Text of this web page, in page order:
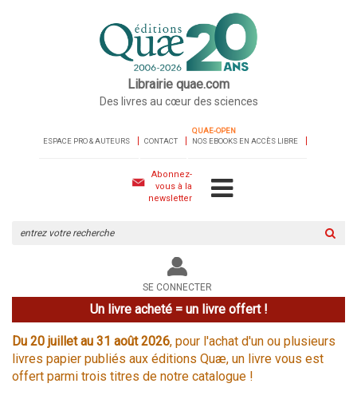
Librairie quae.com
Des livres au cœur des sciences
ESPACE PRO & AUTEURS CONTACT
QUAE-OPEN
NOS EBOOKS EN ACCÈS LIBRE
Abonnez-
vous à la
newsletter
le
site
SE CONNECTER
Un livre acheté = un livre offert !
Du 20 juillet au 31 août 2026, pour l'achat d'un ou plusieurs
livres papier publiés aux éditions Quæ, un livre vous est
offert parmi trois titres de notre catalogue !